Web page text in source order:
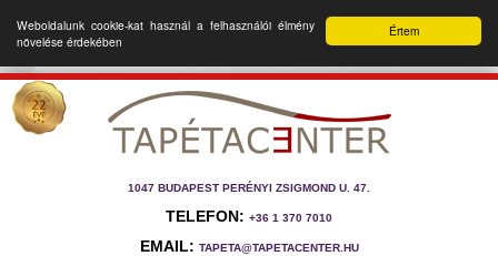
Értem
Weboldalunk cookie-kat használ a felhasználói élmény
növelése érdekében
1047 BUDAPEST PERÉNYI ZSIGMOND U. 47.
TELEFON: +36 1 370 7010
EMAIL: TAPETA@TAPETACENTER.HU